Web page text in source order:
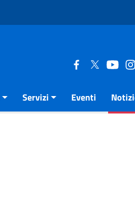
Servizi Eventi